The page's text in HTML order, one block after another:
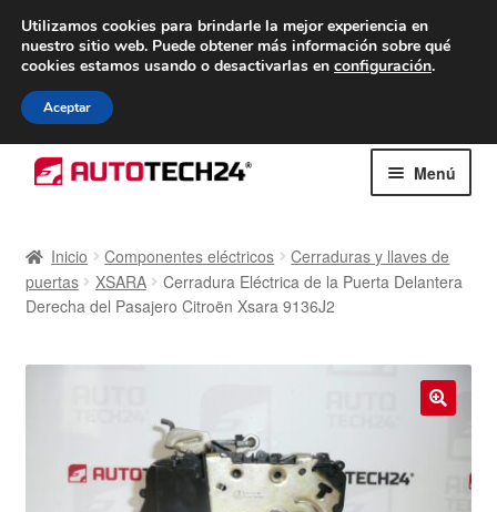
ENTREGA desde 7 EUR
De lunes a viernes de 9 a. m. a 4 p. m.
navegación
al
Menú
Caja registradora
Envío al mundo entero
Inicio Componentes eléctricos
Cerraduras y llaves de
puertas
XSARA
Cerradura Eléctrica de la Puerta Delantera
Derecha del Pasajero Citroën Xsara 9136J2
Utilizamos cookies para brindarle la mejor experiencia en
nuestro sitio web. Puede obtener más información sobre qué
cookies estamos usando o desactivarlas en configuración.
Aceptar